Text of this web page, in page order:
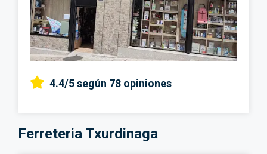
4.4/5según 78 opiniones
Ferreteria Txurdinaga